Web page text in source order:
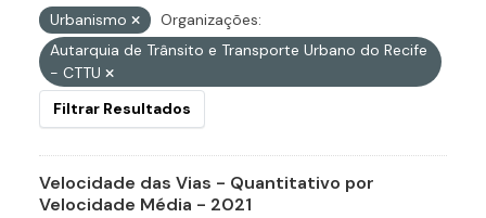
Urbanismo
Organizações:
Autarquia de Trânsito e Transporte Urbano do Recife
- CTTU
Filtrar Resultados
Velocidade das Vias - Quantitativo por
Velocidade Média - 2021